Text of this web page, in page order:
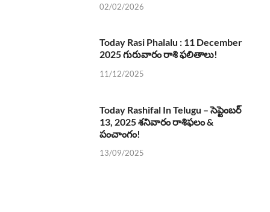
02/02/2026
Today Rasi Phalalu : 11 December
2025 గురువారం రాశి ఫలితాలు!
11/12/2025
Today Rashifal In Telugu – సెప్టెంబర్
13, 2025 శనివారం రాశిఫలం &
పంచాంగం!
13/09/2025